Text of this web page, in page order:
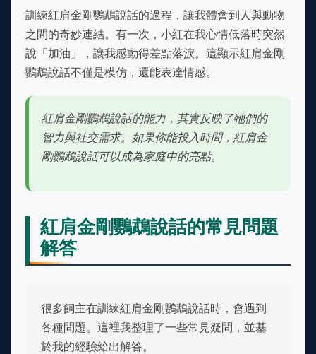
訓練紅肩金剛鸚鵡說話的過程，讓我體會到人與動物
之間的奇妙連結。有一次，小紅在我心情低落時突然
說「加油」，讓我感動得差點落淚。這顯示紅肩金剛
鸚鵡說話不僅是模仿，還能表達情感。
紅肩金剛鸚鵡說話的能力，其實反映了牠們的
智力與社交需求。如果你能投入時間，紅肩金
剛鸚鵡說話可以成為家庭中的亮點。
紅肩金剛鸚鵡說話的常見問題
解答
很多飼主在訓練紅肩金剛鸚鵡說話時，會遇到
各種問題。這裡我整理了一些常見疑問，並基
於我的經驗給出解答。